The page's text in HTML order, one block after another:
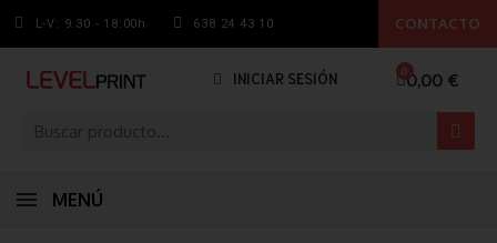
L-V: 9.30 - 18:00h 638 24 43 10 CONTACTO
INICIAR SESIÓN 0,00 €
MENÚ